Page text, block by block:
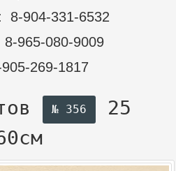
904-331-6532
965-080-9009
269-1817
№ 356
25